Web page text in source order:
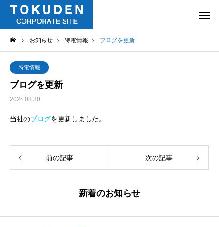
お知らせ 特電情報 ブログを更新
特電情報
ブログを更新
2024.08.30
当社のブログを更新しました。
前の記事 次の記事
新着のお知らせ